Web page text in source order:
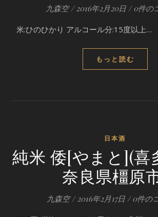
九森空 / 2016年2月20日 / 0件の
米:ひのひかり アルコール分:15度以上…
もっと読む
日本酒
純米 倭[やまと](喜
奈良県橿原
九森空 / 2016年2月17日 / 0件の